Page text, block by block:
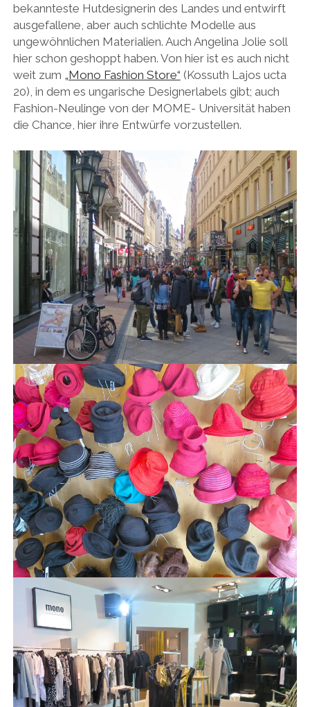
bekannteste Hutdesignerin des Landes und entwirft
ausgefallene, aber auch schlichte Modelle aus
ungewöhnlichen Materialien. Auch Angelina Jolie soll
hier schon geshoppt haben. Von hier ist es auch nicht
weit zum „Mono Fashion Store“ (Kossuth Lajos ucta
20), in dem es ungarische Designerlabels gibt; auch
Fashion-Neulinge von der MOME- Universität haben
die Chance, hier ihre Entwürfe vorzustellen.